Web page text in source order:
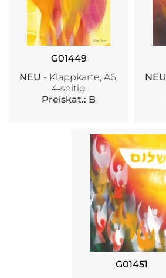
G01449
NEU - Klappkarte, A6,
4‑seitig
Preiskat.: B
NEU
G01451